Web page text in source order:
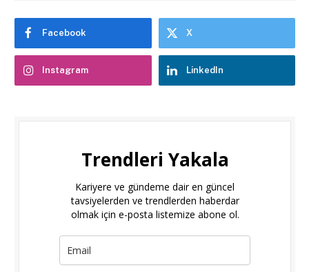
Facebook X
Instagram LinkedIn
Trendleri Yakala
Kariyere ve gündeme dair en güncel
tavsiyelerden ve trendlerden haberdar
olmak için e-posta listemize abone ol.